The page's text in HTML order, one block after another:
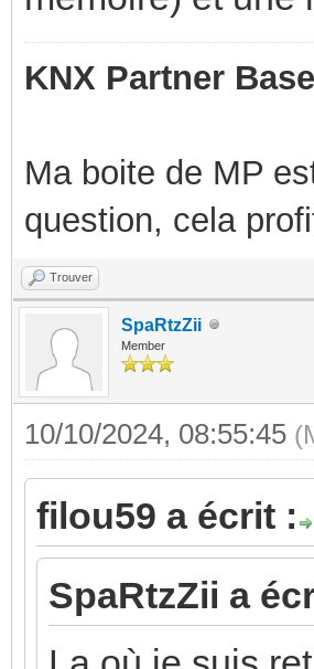
KNX Partner
Ma boite de MP
question, cela
Trouver
SpaRtzZii
Member
10/10/2024, 08:55:45
filou59 a écrit :
SpaRtzZii a